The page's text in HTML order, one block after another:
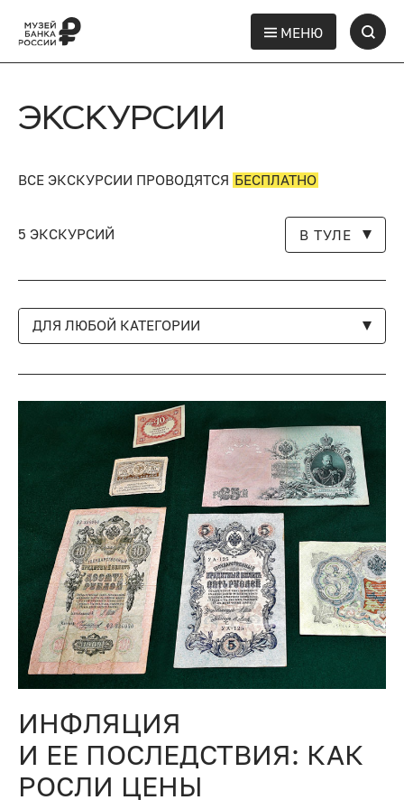
МЕНЮ
ЭКСКУРСИИ
ВСЕ ЭКСКУРСИИ ПРОВОДЯТСЯ БЕСПЛАТНО
5 ЭКСКУРСИЙ В ТУЛЕ
ДЛЯ ЛЮБОЙ КАТЕГОРИИ
ИНФЛЯЦИЯ
И ЕЕ ПОСЛЕДСТВИЯ: КАК
РОСЛИ ЦЕНЫ